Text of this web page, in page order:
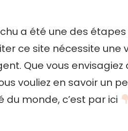
a été une des
ce site nécessite une
Que vous envisagiez
vouliez en savoir un
du monde, c’est par ici